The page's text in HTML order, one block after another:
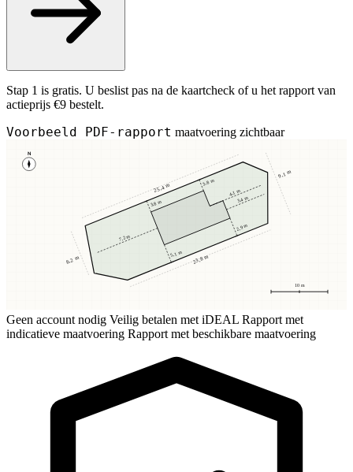
Stap 1 is gratis. U beslist pas na de kaartcheck of u het rapport van
actieprijs €9 bestelt.
Voorbeeld PDF-rapport maatvoering zichtbaar
N
10 m
3,8 m
3,8 m
5,1 m
2,9 m
7,2 m
3,4 m
4,1 m
25,4 m
23,8 m
8,2 m
9,1 m
Geen account nodig Veilig betalen met iDEAL Rapport met
indicatieve maatvoering Rapport met beschikbare maatvoering